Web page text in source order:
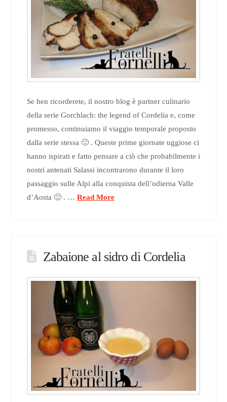
Se ben ricorderete, il nostro blog è partner culinario
della serie Gorchlach: the legend of Cordelia e, come
promesso, continuiamo il viaggio temporale proposto
dalla serie stessa 🙂 . Queste prime giornate uggiose ci
hanno ispirati e fatto pensare a ciò che probabilmente i
nostri antenati Salassi incontrarono durante il loro
passaggio sulle Alpi alla conquista dell’odierna Valle
d’Aosta 🙂 . … Read More
Zabaione al sidro di Cordelia